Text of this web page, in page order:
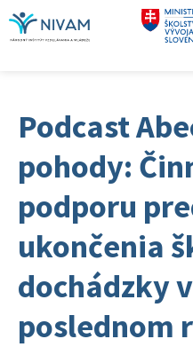
Podcast
pohody:
podporu
ukončenia
dochádzky
poslednom